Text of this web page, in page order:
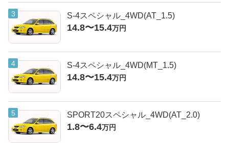
S-4スペシャル_4WD(AT_1.5)
14.8〜15.4万円
S-4スペシャル_4WD(MT_1.5)
14.8〜15.4万円
SPORT20スペシャル_4WD(AT_2.0)
1.8〜6.4万円